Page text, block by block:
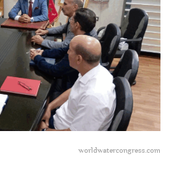
worldwatercongress.com